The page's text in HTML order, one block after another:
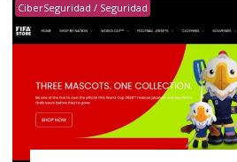
CiberSeguridad / Seguridad